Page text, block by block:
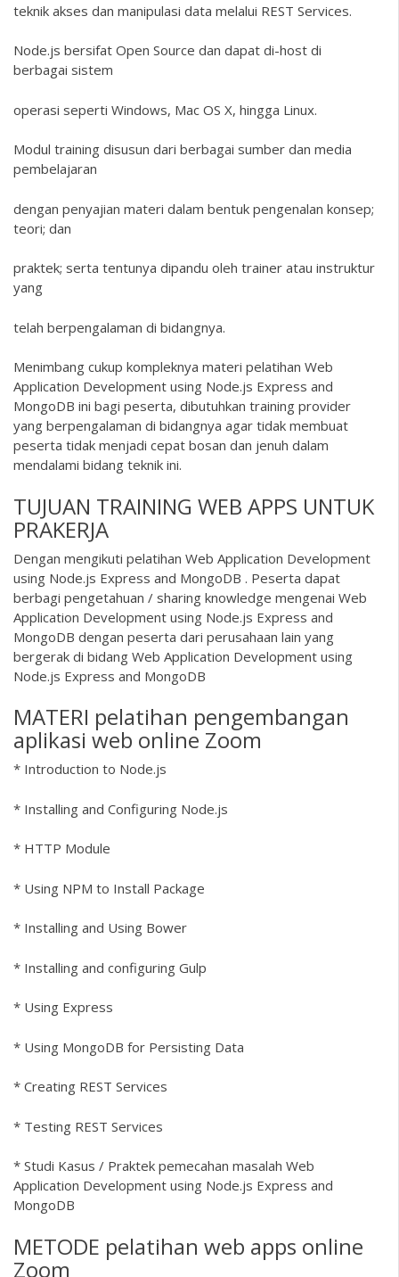
teknik akses dan manipulasi data melalui REST Services.
Node.js bersifat Open Source dan dapat di-host di
berbagai sistem
operasi seperti Windows, Mac OS X, hingga Linux.
Modul training disusun dari berbagai sumber dan media
pembelajaran
dengan penyajian materi dalam bentuk pengenalan konsep;
teori; dan
praktek; serta tentunya dipandu oleh trainer atau instruktur
yang
telah berpengalaman di bidangnya.
Menimbang cukup kompleknya materi pelatihan Web
Application Development using Node.js Express and
MongoDB ini bagi peserta, dibutuhkan training provider
yang berpengalaman di bidangnya agar tidak membuat
peserta tidak menjadi cepat bosan dan jenuh dalam
mendalami bidang teknik ini.
TUJUAN TRAINING WEB APPS UNTUK
PRAKERJA
Dengan mengikuti pelatihan Web Application Development
using Node.js Express and MongoDB . Peserta dapat
berbagi pengetahuan / sharing knowledge mengenai Web
Application Development using Node.js Express and
MongoDB dengan peserta dari perusahaan lain yang
bergerak di bidang Web Application Development using
Node.js Express and MongoDB
MATERI pelatihan pengembangan
aplikasi web online Zoom
* Introduction to Node.js
* Installing and Configuring Node.js
* HTTP Module
* Using NPM to Install Package
* Installing and Using Bower
* Installing and configuring Gulp
* Using Express
* Using MongoDB for Persisting Data
* Creating REST Services
* Testing REST Services
* Studi Kasus / Praktek pemecahan masalah Web
Application Development using Node.js Express and
MongoDB
METODE pelatihan web apps online
Zoom